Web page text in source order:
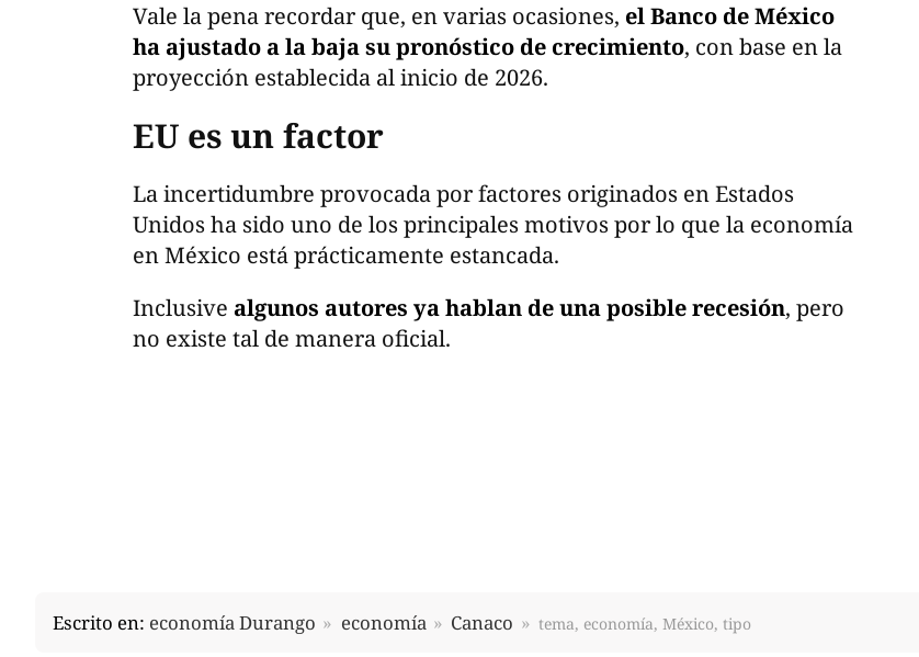
Vale la pena recordar que, en varias ocasiones, el Banco de México
ha ajustado a la baja su pronóstico de crecimiento, con base en la
proyección establecida al inicio de 2026.
EU es un factor
La incertidumbre provocada por factores originados en Estados
Unidos ha sido uno de los principales motivos por lo que la economía
en México está prácticamente estancada.
Inclusive algunos autores ya hablan de una posible recesión, pero
no existe tal de manera oficial.
Escrito en: economía Durango economía Canaco tema, economía, México, tipo